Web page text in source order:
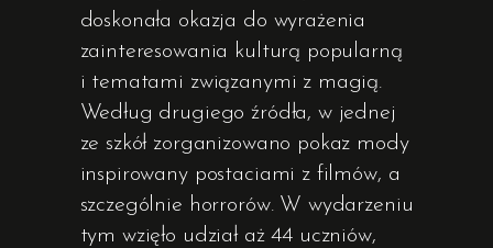
doskonała okazja do wyrażenia
zainteresowania kulturą popularną
i tematami związanymi z magią.
Według drugiego źródła, w jednej
ze szkół zorganizowano pokaz mody
inspirowany postaciami z filmów, a
szczególnie horrorów. W wydarzeniu
tym wzięło udział aż 44 uczniów,